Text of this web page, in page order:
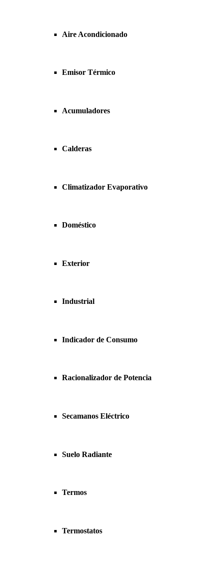
Aire Acondicionado
Emisor Térmico
Acumuladores
Calderas
Climatizador Evaporativo
Doméstico
Exterior
Industrial
Indicador de Consumo
Racionalizador de Potencia
Secamanos Eléctrico
Suelo Radiante
Termos
Termostatos